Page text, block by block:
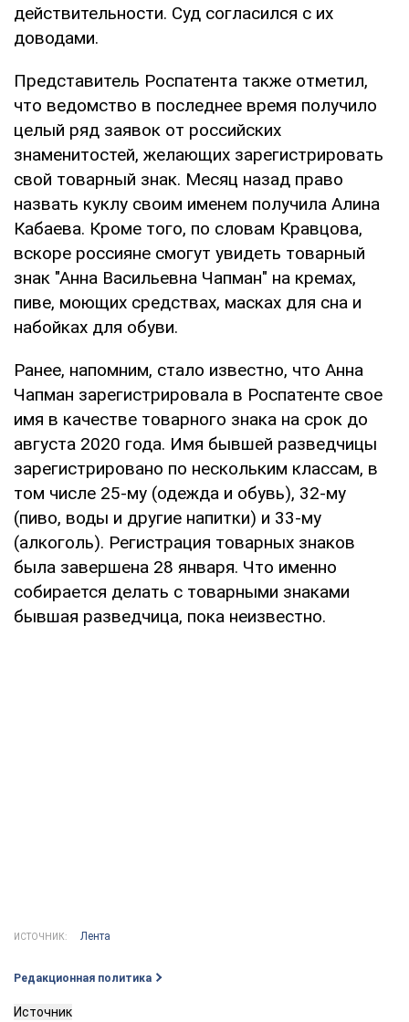
действительности. Суд согласился с их
доводами.
Представитель Роспатента также отметил,
что ведомство в последнее время получило
целый ряд заявок от российских
знаменитостей, желающих зарегистрировать
свой товарный знак. Месяц назад право
назвать куклу своим именем получила Алина
Кабаева. Кроме того, по словам Кравцова,
вскоре россияне смогут увидеть товарный
знак "Анна Васильевна Чапман" на кремах,
пиве, моющих средствах, масках для сна и
набойках для обуви.
Ранее, напомним, стало известно, что Анна
Чапман зарегистрировала в Роспатенте свое
имя в качестве товарного знака на срок до
августа 2020 года. Имя бывшей разведчицы
зарегистрировано по нескольким классам, в
том числе 25-му (одежда и обувь), 32-му
(пиво, воды и другие напитки) и 33-му
(алкоголь). Регистрация товарных знаков
была завершена 28 января. Что именно
собирается делать с товарными знаками
бывшая разведчица, пока неизвестно.
ИСТОЧНИК: Лента
Редакционная политика
Источник